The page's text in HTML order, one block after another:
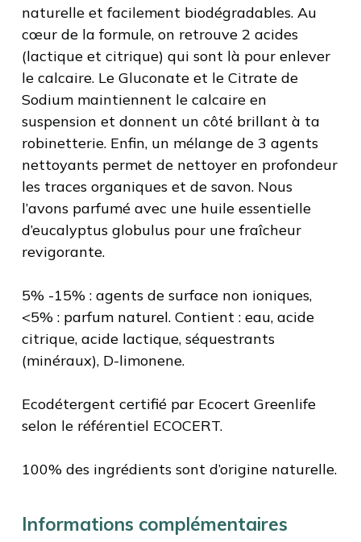
naturelle et facilement biodégradables. Au
cœur de la formule, on retrouve 2 acides
(lactique et citrique) qui sont là pour enlever
le calcaire. Le Gluconate et le Citrate de
Sodium maintiennent le calcaire en
suspension et donnent un côté brillant à ta
robinetterie. Enfin, un mélange de 3 agents
nettoyants permet de nettoyer en profondeur
les traces organiques et de savon. Nous
l’avons parfumé avec une huile essentielle
d’eucalyptus globulus pour une fraîcheur
revigorante.
5% -15% : agents de surface non ioniques,
<5% : parfum naturel. Contient : eau, acide
citrique, acide lactique, séquestrants
(minéraux), D-limonene.
Ecodétergent certifié par Ecocert Greenlife
selon le référentiel ECOCERT.
100% des ingrédients sont d’origine naturelle.
Informations complémentaires